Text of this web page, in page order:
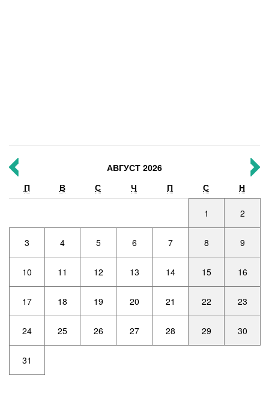
АВГУСТ 2026
П
В С Ч П С Н
1 2
3 4 5 6 7 8 9
10 11 12 13 14 15 16
17 18 19 20 21 22 23
24 25 26 27 28 29 30
31